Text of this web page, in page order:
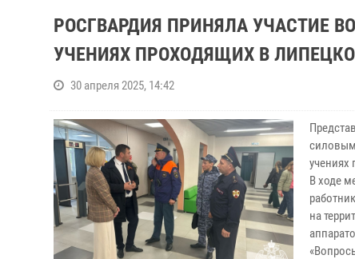
РОСГВАРДИЯ ПРИНЯЛА УЧАСТИЕ
УЧЕНИЯХ ПРОХОДЯЩИХ В
30 апреля 2025, 14:42
учениях
В ходе
на